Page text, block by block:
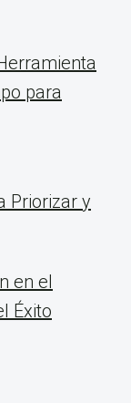
para
Priorizar y
en el
Éxito